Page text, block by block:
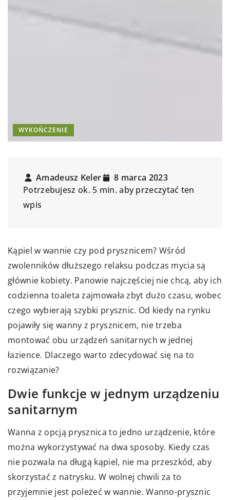
WYKOŃCZENIE
Amadeusz Keler
8 marca 2023
Potrzebujesz ok. 5 min. aby przeczytać ten
wpis
Kąpiel w wannie czy pod prysznicem? Wśród
zwolenników dłuższego relaksu podczas mycia są
głównie kobiety. Panowie najczęściej nie chcą, aby ich
codzienna toaleta zajmowała zbyt dużo czasu, wobec
czego wybierają szybki prysznic. Od kiedy na rynku
pojawiły się wanny z prysznicem, nie trzeba
montować obu urządzeń sanitarnych w jednej
łazience. Dlaczego warto zdecydować się na to
rozwiązanie?
Dwie funkcje w jednym urządzeniu
sanitarnym
Wanna z opcją prysznica to jedno urządzenie, które
można wykorzystywać na dwa sposoby. Kiedy czas
nie pozwala na długą kąpiel, nie ma przeszkód, aby
skorzystać z natrysku. W wolnej chwili za to
przyjemnie jest poleżeć w wannie. Wanno-prysznic